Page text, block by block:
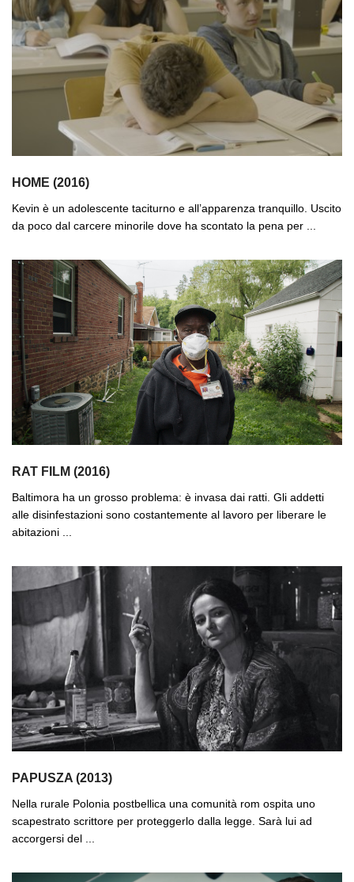
HOME (2016)
Kevin è un adolescente taciturno e all’apparenza tranquillo. Uscito
da poco dal carcere minorile dove ha scontato la pena per ...
RAT FILM (2016)
Baltimora ha un grosso problema: è invasa dai ratti. Gli addetti
alle disinfestazioni sono costantemente al lavoro per liberare le
abitazioni ...
PAPUSZA (2013)
Nella rurale Polonia postbellica una comunità rom ospita uno
scapestrato scrittore per proteggerlo dalla legge. Sarà lui ad
accorgersi del ...